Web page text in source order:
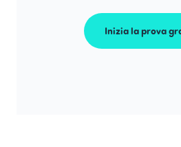
Inizia la prova